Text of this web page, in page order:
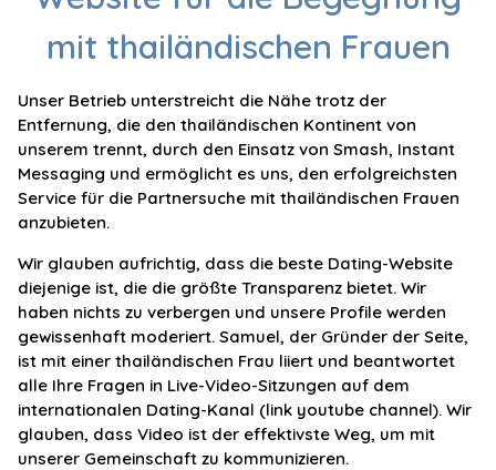
mit thailändischen Frauen
Unser Betrieb unterstreicht die Nähe trotz der
Entfernung, die den thailändischen Kontinent von
unserem trennt, durch den Einsatz von Smash, Instant
Messaging und ermöglicht es uns, den erfolgreichsten
Service für die Partnersuche mit thailändischen Frauen
anzubieten.
Wir glauben aufrichtig, dass die beste Dating-Website
diejenige ist, die die größte Transparenz bietet. Wir
haben nichts zu verbergen und unsere Profile werden
gewissenhaft moderiert. Samuel, der Gründer der Seite,
ist mit einer thailändischen Frau liiert und beantwortet
alle Ihre Fragen in Live-Video-Sitzungen auf dem
internationalen Dating-Kanal (link youtube channel). Wir
glauben, dass Video ist der effektivste Weg, um mit
unserer Gemeinschaft zu kommunizieren.